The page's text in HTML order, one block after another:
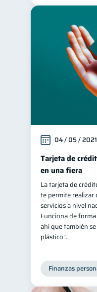
04 / 05 / 2021
Tarjeta de
en una fiera
La tarjeta de
te permite realizar
servicios a nivel
Funciona de
ahí que también
plástico”.
Finanzas